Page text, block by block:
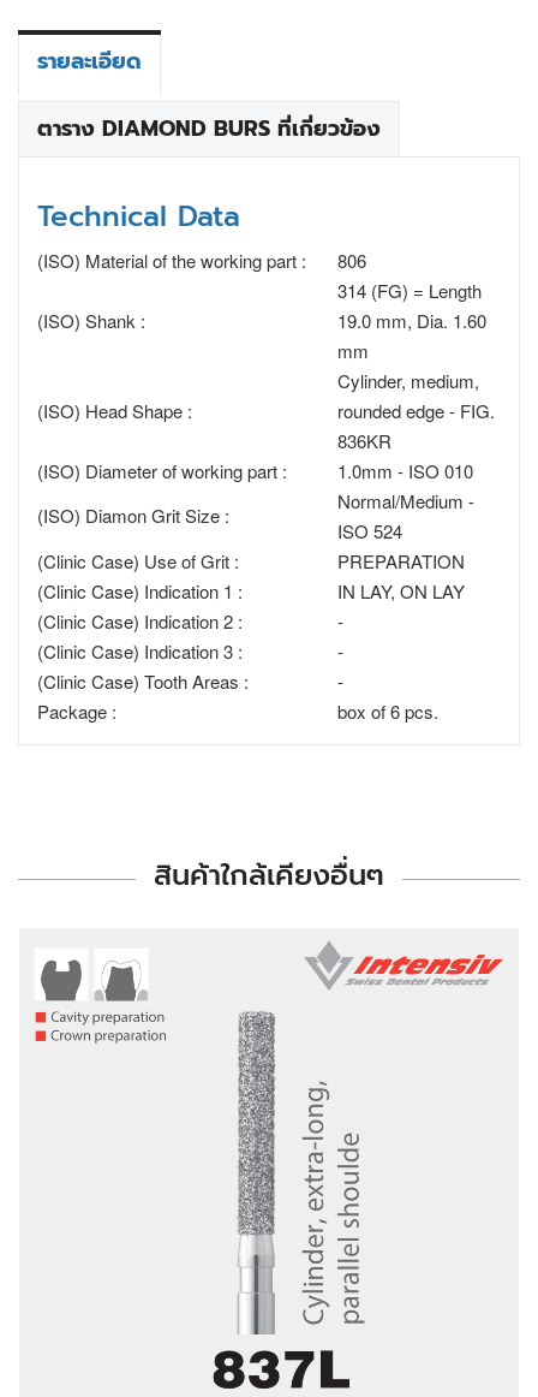
รายละเอียด
ตาราง DIAMOND BURS ที่เกี่ยวข้อง
Technical Data
(ISO) Material of the working part : 806
(ISO) Shank :
314 (FG) = Length
19.0 mm, Dia. 1.60
mm
(ISO) Head Shape :
Cylinder, medium,
rounded edge - FIG.
836KR
(ISO) Diameter of working part :
1.0mm - ISO 010
(ISO) Diamon Grit Size :
Normal/Medium -
ISO 524
(Clinic Case) Use of Grit :
PREPARATION
(Clinic Case) Indication 1 :
IN LAY, ON LAY
(Clinic Case) Indication 2 :
-
(Clinic Case) Indication 3 :
-
(Clinic Case) Tooth Areas :
-
Package :
box of 6 pcs.
สินค้าใกล้เคียงอื่นๆ